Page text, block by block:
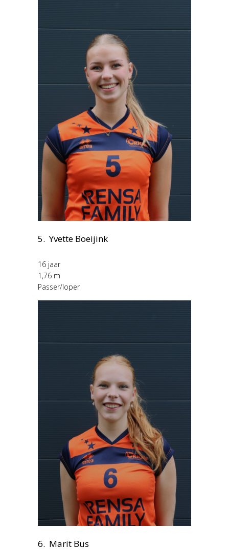
5. Yvette Boeijink
16 jaar
1,76 m
Passer/loper
6. Marit Bus